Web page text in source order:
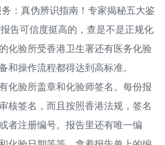
真伪辨识指南！专家揭秘五大鉴
告可信度挺高的，查是不是正规化
化验所受香港卫生署还有医务化验
和操作流程都得达到高标准。
验所盖章和化验师签名。每份报
核签名，而且按照香港法规，签名
者注册编号。报告里还有唯一编